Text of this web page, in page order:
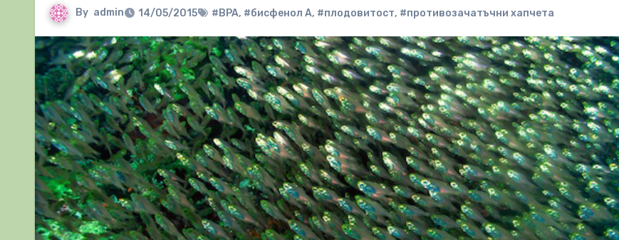
By admin 14/05/2015 #BPA, #бисфенол А, #плодовитост, #противозачатъчни хапчета